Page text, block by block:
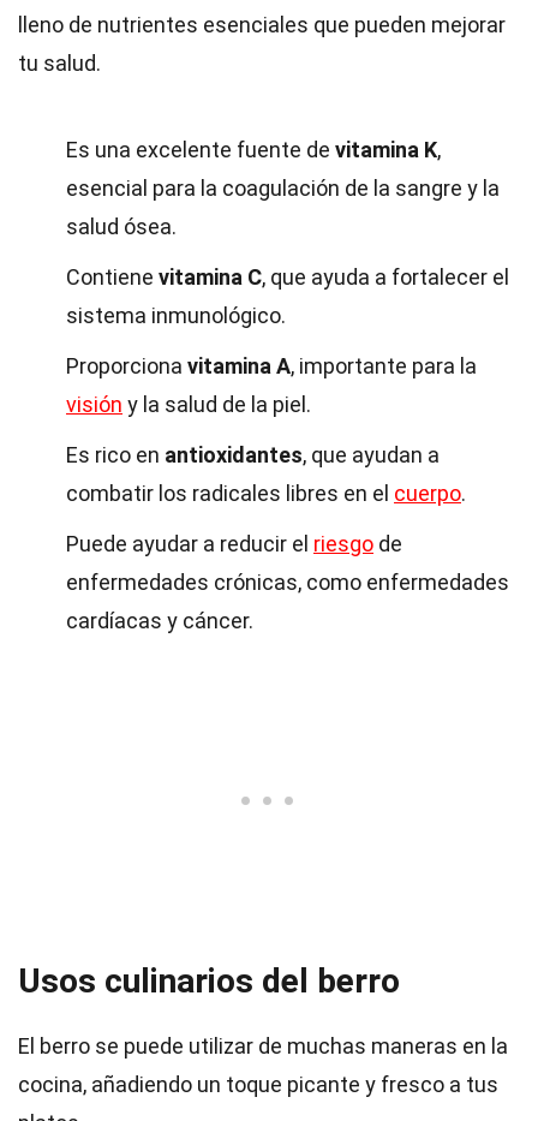
lleno de nutrientes esenciales que pueden mejorar
tu salud.
Es una excelente fuente de vitamina K,
esencial para la coagulación de la sangre y la
salud ósea.
Contiene vitamina C, que ayuda a fortalecer el
sistema inmunológico.
Proporciona vitamina A, importante para la
visión y la salud de la piel.
Es rico en antioxidantes, que ayudan a
combatir los radicales libres en el cuerpo.
Puede ayudar a reducir el riesgo de
enfermedades crónicas, como enfermedades
cardíacas y cáncer.
Usos culinarios del berro
El berro se puede utilizar de muchas maneras en la
cocina, añadiendo un toque picante y fresco a tus